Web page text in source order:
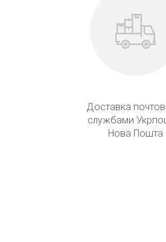
Доставка
службами
Нова Пошта